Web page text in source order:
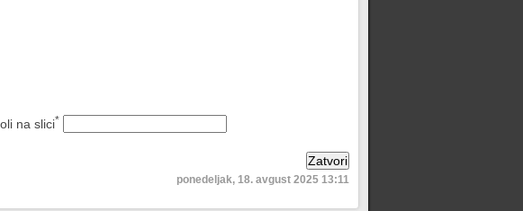
na slici*
ponedeljak, 18. avgust 2025 13:11